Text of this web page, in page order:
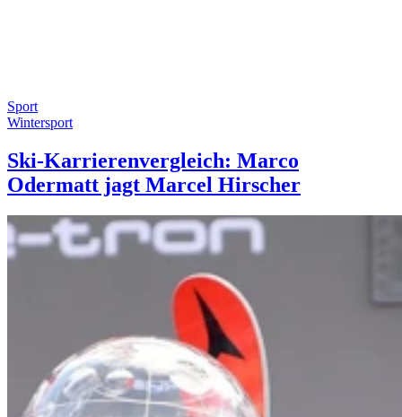
Sport
Wintersport
Ski-Karrierenvergleich: Marco
Odermatt jagt Marcel Hirscher